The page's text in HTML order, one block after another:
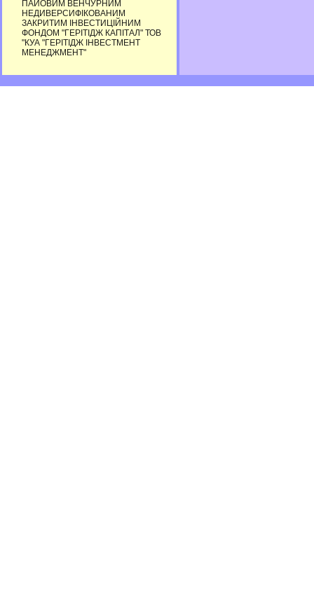
ПАЙОВИМ ВЕНЧУРНИМ
НЕДИВЕРСИФІКОВАНИМ
ЗАКРИТИМ ІНВЕСТИЦІЙНИМ
ФОНДОМ "ГЕРІТІДЖ КАПІТАЛ" ТОВ
"КУА "ГЕРІТІДЖ ІНВЕСТМЕНТ
МЕНЕДЖМЕНТ"